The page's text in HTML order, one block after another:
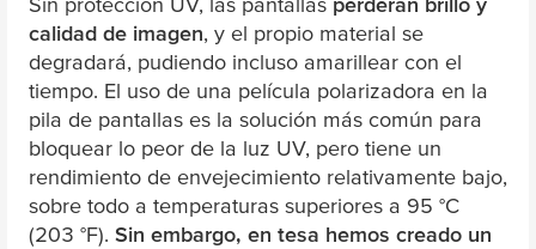
calidad de imagen, y el propio material se
degradará, pudiendo incluso amarillear con el
tiempo. El uso de una película polarizadora en la
pila de pantallas es la solución más común para
bloquear lo peor de la luz UV, pero tiene un
rendimiento de envejecimiento relativamente bajo,
sobre todo a temperaturas superiores a 95 °C
(203 °F). Sin embargo, en tesa hemos creado un